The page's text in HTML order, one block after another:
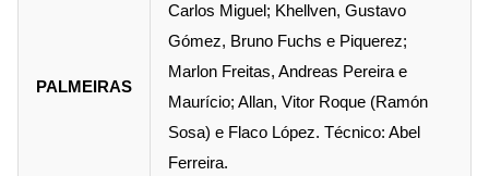
PALMEIRAS
Carlos Miguel; Khellven, Gustavo
Gómez, Bruno Fuchs e Piquerez;
Marlon Freitas, Andreas Pereira e
Maurício; Allan, Vitor Roque (Ramón
Sosa) e Flaco López. Técnico: Abel
Ferreira.